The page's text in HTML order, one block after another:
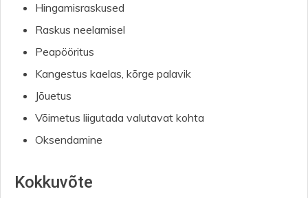
Hingamisraskused
Raskus neelamisel
Peapööritus
Kangestus kaelas, kõrge palavik
Jõuetus
Võimetus liigutada valutavat kohta
Oksendamine
Kokkuvõte